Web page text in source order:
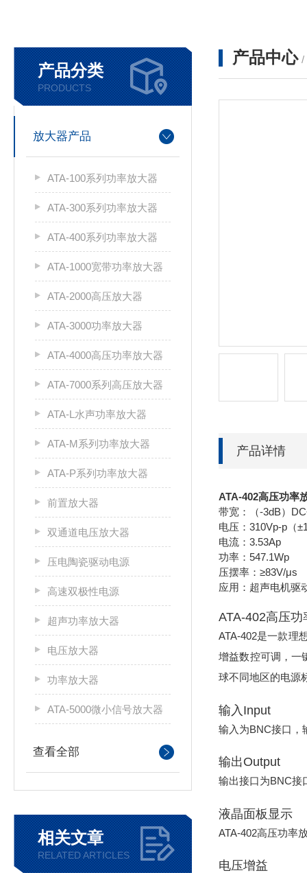
产品分类
PRODUCTS
放大器产品
ATA-100系列功率放大器
ATA-300系列功率放大器
ATA-400系列功率放大器
ATA-1000宽带功率放大器
ATA-2000高压放大器
ATA-3000功率放大器
ATA-4000高压功率放大器
ATA-7000系列高压放大器
ATA-L水声功率放大器
ATA-M系列功率放大器
ATA-P系列功率放大器
前置放大器
双通道电压放大器
压电陶瓷驱动电源
高速双极性电源
超声功率放大器
电压放大器
功率放大器
ATA-5000微小信号放大器
查看全部
相关文章
RELATED ARTICLES
产品中心 /
产品详情
ATA-402高压功率
带宽：（-3dB）
电压：310Vp-p（
电流：3.53Ap
功率：547.1Wp
压摆率：≥83V/μs
应用：超声电机驱
ATA-402高压
ATA-402是一款理
增益数控可调，一
球不同地区的电源
输入Input
输入为BNC接口，
输出Output
输出接口为BNC接
液晶面板显示
ATA-402高压功率
电压增益